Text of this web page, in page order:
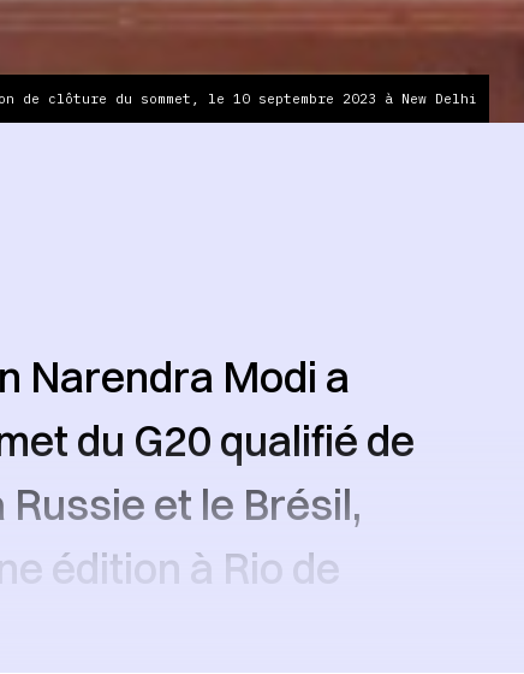
clôture du sommet, le 10 septembre 2023 à New Delhi
Narendra Modi a
du G20 qualifié de
et le Brésil,
édition à Rio de